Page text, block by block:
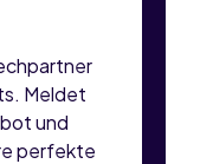
Meldet
und
perfekte